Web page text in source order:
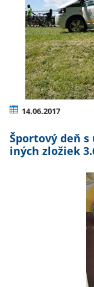
14.06.2017
Športový deň
iných zložiek